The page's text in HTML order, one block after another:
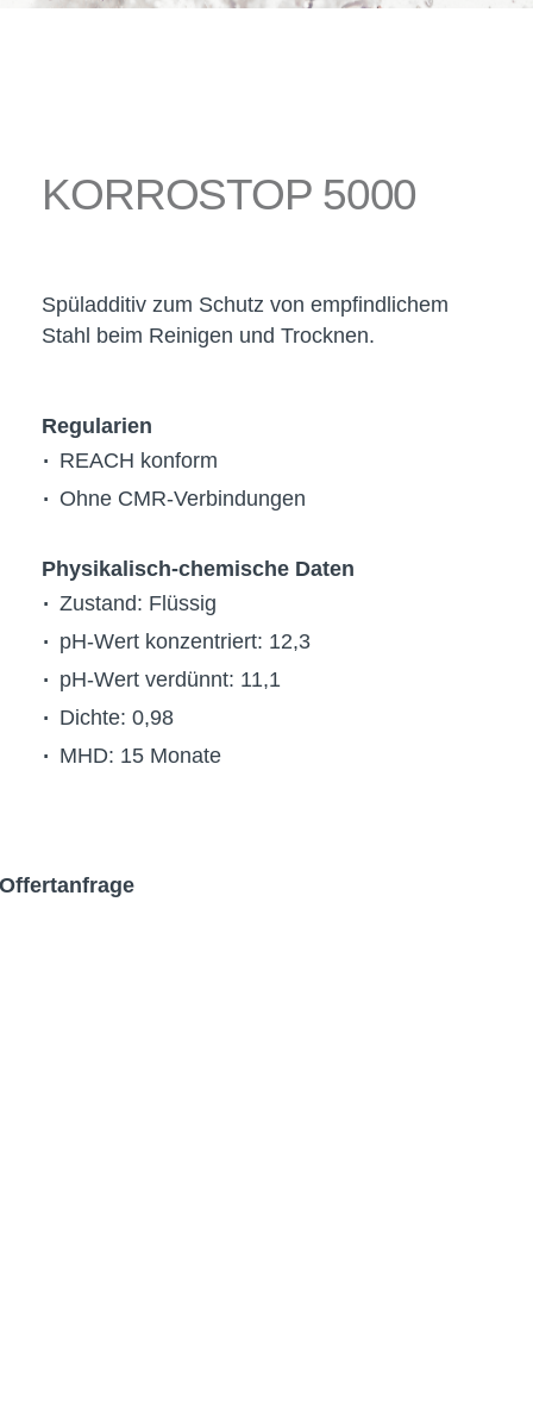
KORROSTOP 5000
Spüladditiv zum Schutz von empfindlichem
Stahl beim Reinigen und Trocknen.
Regularien
REACH konform
Ohne CMR-Verbindungen
Physikalisch-chemische Daten
Zustand: Flüssig
pH-Wert konzentriert: 12,3
pH-Wert verdünnt: 11,1
Dichte: 0,98
MHD: 15 Monate